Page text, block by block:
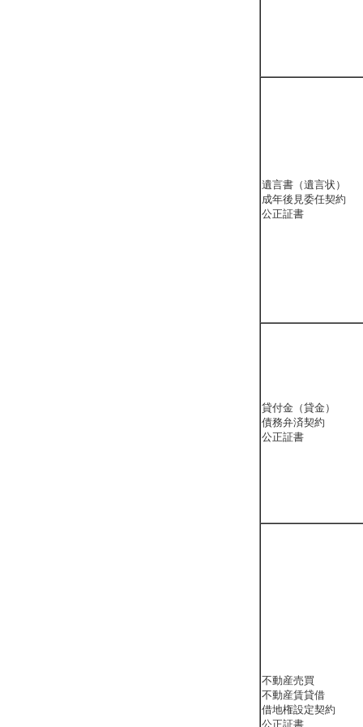
遺言書（遺言状）
成年後見委任契約
公正証書
貸付金（貸金）
債務弁済契約
公正証書
不動産売買
不動産賃貸借
借地権設定契約
公正証書